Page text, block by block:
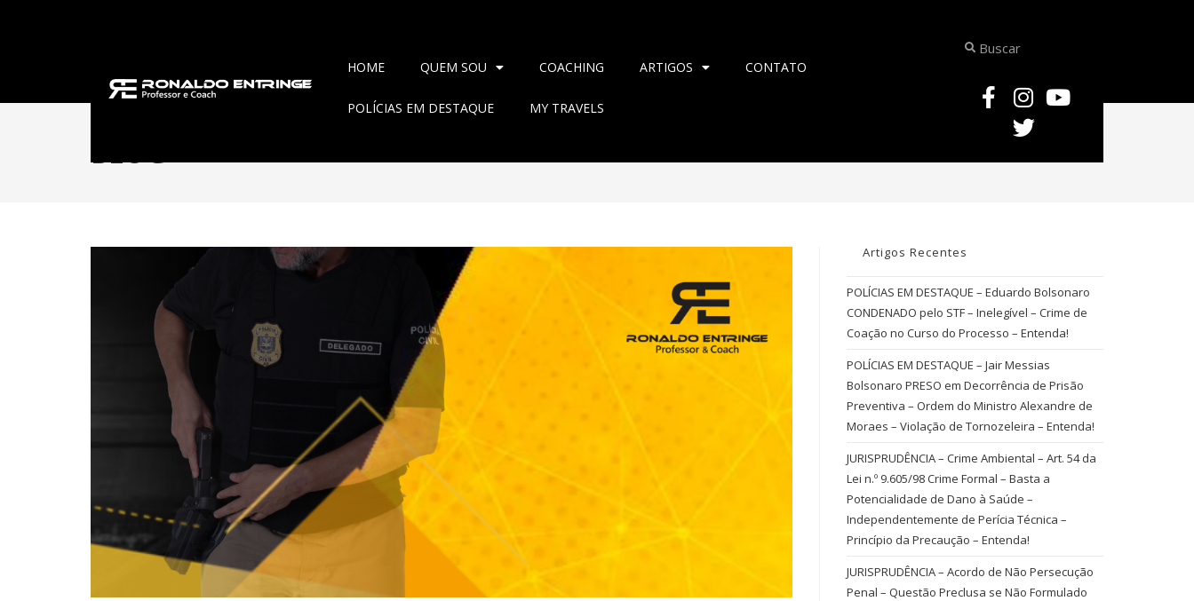
HOME QUEM SOU COACHING ARTIGOS CONTATO
POLÍCIAS EM DESTAQUE MY TRAVELS
BLOG
Artigos Recentes
POLÍCIAS EM DESTAQUE – Eduardo Bolsonaro
CONDENADO pelo STF – Inelegível – Crime de
Coação no Curso do Processo – Entenda!
POLÍCIAS EM DESTAQUE – Jair Messias
Bolsonaro PRESO em Decorrência de Prisão
Preventiva – Ordem do Ministro Alexandre de
Moraes – Violação de Tornozeleira – Entenda!
JURISPRUDÊNCIA – Crime Ambiental – Art. 54 da
Lei n.º 9.605/98 Crime Formal – Basta a
Potencialidade de Dano à Saúde –
Independentemente de Perícia Técnica –
Princípio da Precaução – Entenda!
JURISPRUDÊNCIA – Acordo de Não Persecução
Penal – Questão Preclusa se Não Formulado